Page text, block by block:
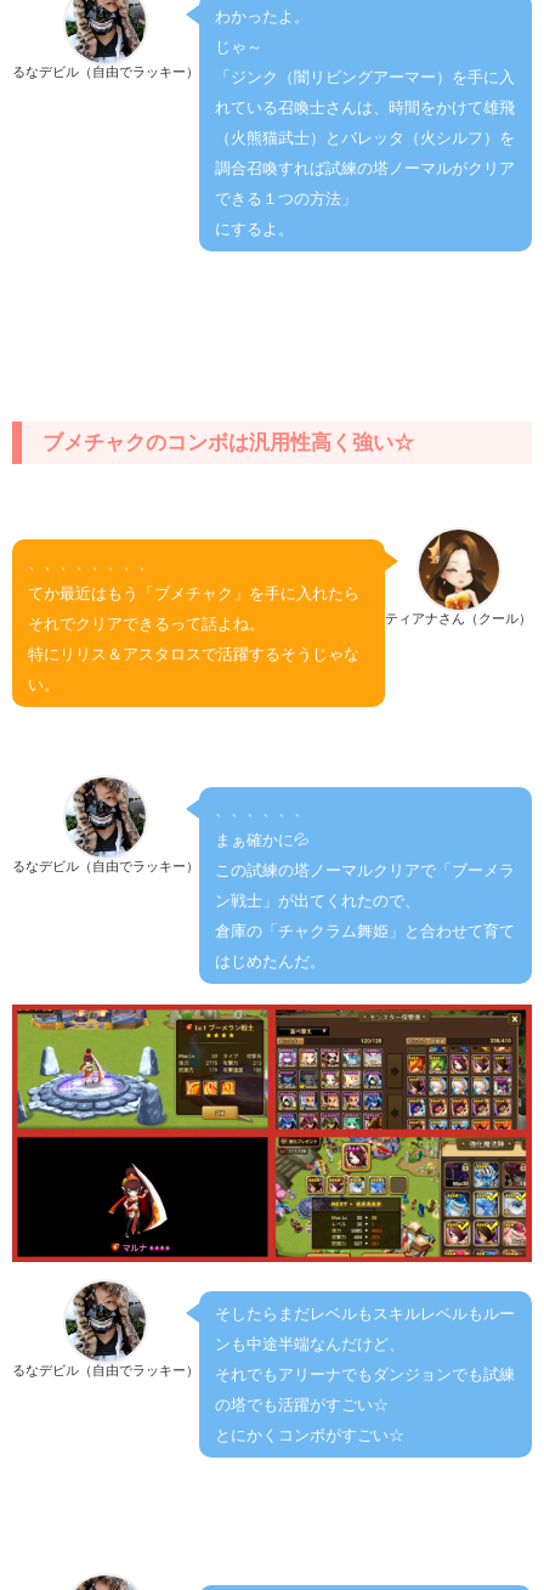
るなデビル（自由でラッキー）
わかったよ。
じゃ～
「ジンク（闇リビングアーマー）を手に入
れている召喚士さんは、時間をかけて雄飛
（火熊猫武士）とバレッタ（火シルフ）を
調合召喚すれば試練の塔ノーマルがクリア
できる１つの方法」
にするよ。
ブメチャクのコンボは汎用性高く強い☆
ティアナさん（クール）
てか最近はもう「ブメチャク」を手に入れたら
それでクリアできるって話よね。
特にリリス＆アスタロスで活躍するそうじゃな
い。
るなデビル（自由でラッキー）
まぁ確かに💦
この試練の塔ノーマルクリアで「ブーメラ
ン戦士」が出てくれたので、
倉庫の「チャクラム舞姫」と合わせて育て
はじめたんだ。
るなデビル（自由でラッキー）
そしたらまだレベルもスキルレベルもルー
ンも中途半端なんだけど、
それでもアリーナでもダンジョンでも試練
の塔でも活躍がすごい☆
とにかくコンボがすごい☆